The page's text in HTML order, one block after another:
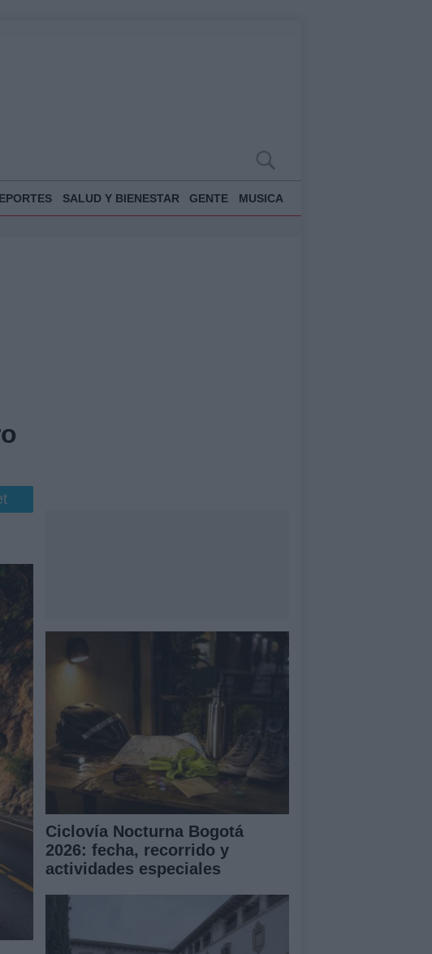
SALUD Y BIENESTAR GENTE MUSICA
Ciclovía Nocturna Bogotá
2026: fecha, recorrido y
actividades especiales